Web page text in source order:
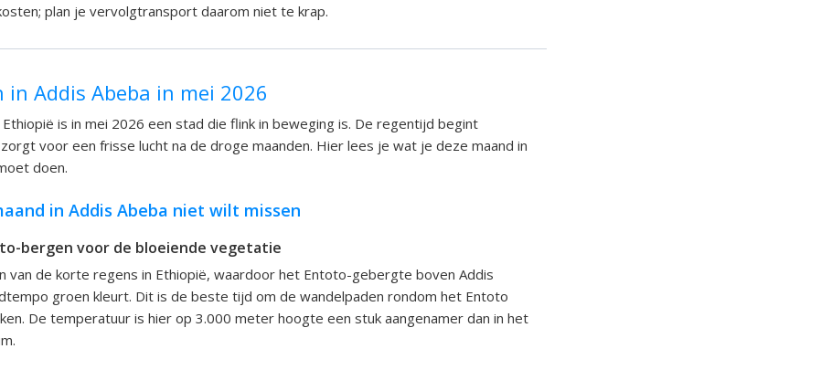
plan je vervolgtransport daarom niet te krap.
in Addis Abeba in mei 2026
Ethiopië is in mei 2026 een stad die flink in beweging is. De regentijd begint
voor een frisse lucht na de droge maanden. Hier lees je wat je deze maand in
doen.
in Addis Abeba niet wilt missen
bergen voor de bloeiende vegetatie
van de korte regens in Ethiopië, waardoor het Entoto-gebergte boven Addis
groen kleurt. Dit is de beste tijd om de wandelpaden rondom het Entoto
De temperatuur is hier op 3.000 meter hoogte een stuk aangenamer dan in het